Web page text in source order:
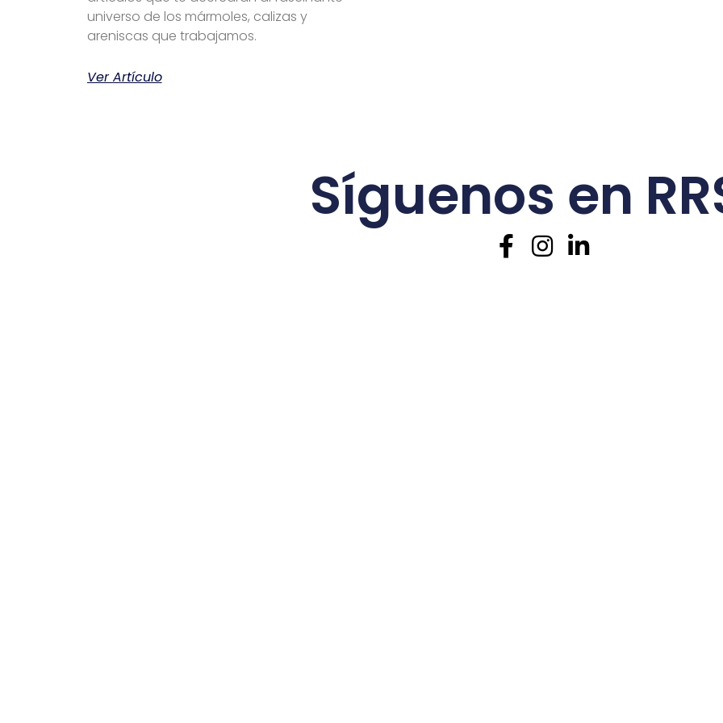
universo de los mármoles, calizas y
areniscas que trabajamos.
Ver Artículo
Síguenos en